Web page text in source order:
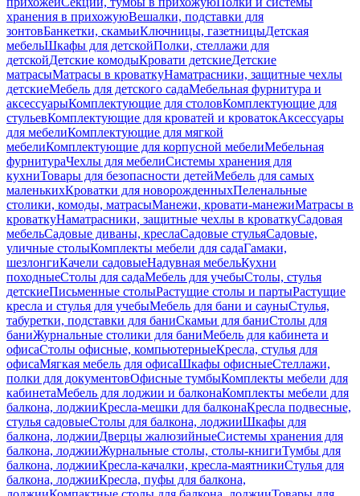
хранения в прихожуюВешалки, подставки для
зонтовБанкетки, скамьиКлючницы, газетницыДетская
мебельШкафы для детскойПолки, стеллажи для
детскойДетские комодыКровати детскиеДетские
матрасыМатрасы в кроваткуНаматрасники, защитные чехлы
детскиеМебель для детского садаМебельная фурнитура и
аксессуарыКомплектующие для столовКомплектующие для
стульевКомплектующие для кроватей и кроватокАксессуары
для мебелиКомплектующие для мягкой
мебелиКомплектующие для корпусной мебелиМебельная
фурнитураЧехлы для мебелиСистемы хранения для
кухниТовары для безопасности детейМебель для самых
маленькихКроватки для новорожденныхПеленальные
столики, комоды, матрасыМанежи, кровати-манежиМатрасы в
кроваткуНаматрасники, защитные чехлы в кроваткуСадовая
мебельСадовые диваны, креслаСадовые стульяСадовые,
уличные столыКомплекты мебели для садаГамаки,
шезлонгиКачели садовыеНадувная мебельКухни
походныеСтолы для садаМебель для учебыСтолы, стулья
детскиеПисьменные столыРастущие столы и партыРастущие
кресла и стулья для учебыМебель для бани и сауныСтулья,
табуретки, подставки для баниСкамьи для баниСтолы для
баниЖурнальные столики для баниМебель для кабинета и
офисаСтолы офисные, компьютерныеКресла, стулья для
офисаМягкая мебель для офисаШкафы офисныеСтеллажи,
полки для документовОфисные тумбыКомплекты мебели для
кабинетаМебель для лоджии и балконаКомплекты мебели для
балкона, лоджииКресла-мешки для балконаКресла подвесные,
стулья садовыеСтолы для балкона, лоджииШкафы для
балкона, лоджииДверцы жалюзийныеСистемы хранения для
балкона, лоджииЖурнальные столы, столы-книгиТумбы для
балкона, лоджииКресла-качалки, кресла-маятникиСтулья для
балкона, лоджииКресла, пуфы для балкона,